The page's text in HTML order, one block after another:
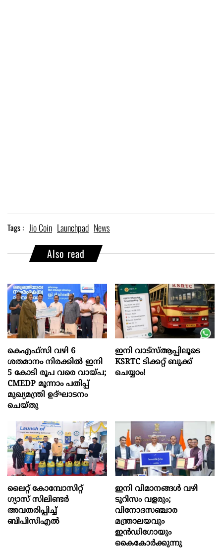
Tags : Jio Coin Launchpad News
Also read
കെഎഫ്സി വഴി 6
ശതമാനം നിരക്കിൽ ഇനി
5 കോടി രൂപ വരെ വായ്പ;
CMEDP മൂന്നാം പതിപ്പ്
മുഖ്യമന്ത്രി ഉദ്ഘാടനം
ചെയ്തു
ഇനി വാട്‌സ്ആപ്പിലൂടെ
KSRTC ടിക്കറ്റ് ബുക്ക്
ചെയ്യാം!
ലൈറ്റ് കോമ്പോസിറ്റ്
ഗ്യാസ് സിലിണ്ടർ
അവതരിപ്പിച്ച്
ബിപിസിഎൽ
ഇനി വിമാനങ്ങള്‍ വഴി
ടൂറിസം വളരും;
വിനോദസഞ്ചാര
മന്ത്രാലയവും
ഇന്‍ഡിഗോയും
കൈകോര്‍ക്കുന്നു